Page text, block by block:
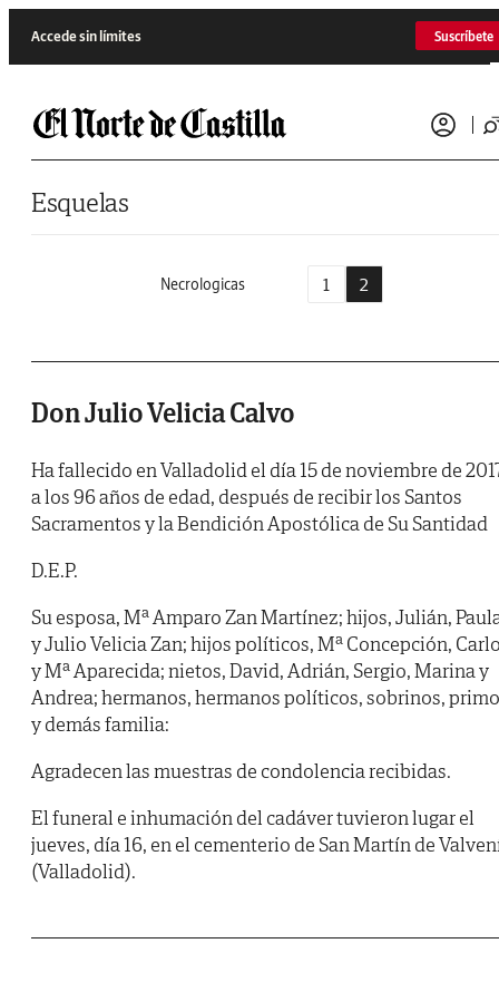
Accede sin límites Suscríbete
Esquelas
Necrologicas 1 2
Don Julio Velicia Calvo
Ha fallecido en Valladolid el día 15 de noviembre de
a los 96 años de edad, después de recibir los Santos
Sacramentos y la Bendición Apostólica de Su Santidad
D.E.P.
Su esposa, Mª Amparo Zan Martínez; hijos, Julián,
y Julio Velicia Zan; hijos políticos, Mª Concepción,
y Mª Aparecida; nietos, David, Adrián, Sergio, Marina y
Andrea; hermanos, hermanos políticos, sobrinos,
y demás familia:
Agradecen las muestras de condolencia recibidas.
El funeral e inhumación del cadáver tuvieron lugar el
jueves, día 16, en el cementerio de San Martín de
(Valladolid).